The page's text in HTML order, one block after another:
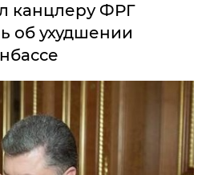
канцлеру ФРГ
об ухудшении